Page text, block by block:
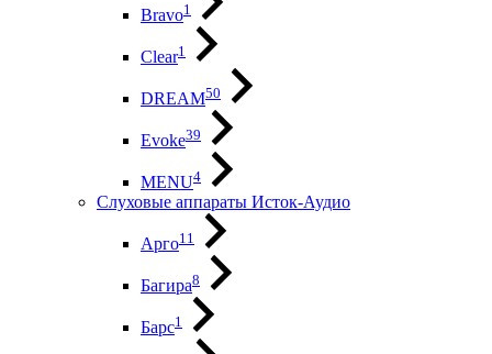
Bravo1
Clear1
DREAM50
Evoke39
MENU4
Слуховые аппараты Исток-Аудио
Арго11
Багира8
Барс1